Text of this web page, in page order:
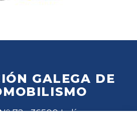
GALEGA DE
72 · 36500 Lalín